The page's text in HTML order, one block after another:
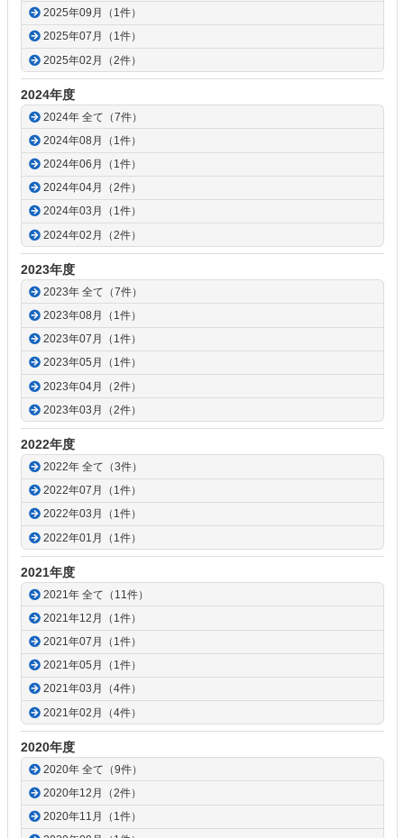
2025年09月（1件）
2025年07月（1件）
2025年02月（2件）
2024年度
2024年 全て（7件）
2024年08月（1件）
2024年06月（1件）
2024年04月（2件）
2024年03月（1件）
2024年02月（2件）
2023年度
2023年 全て（7件）
2023年08月（1件）
2023年07月（1件）
2023年05月（1件）
2023年04月（2件）
2023年03月（2件）
2022年度
2022年 全て（3件）
2022年07月（1件）
2022年03月（1件）
2022年01月（1件）
2021年度
2021年 全て（11件）
2021年12月（1件）
2021年07月（1件）
2021年05月（1件）
2021年03月（4件）
2021年02月（4件）
2020年度
2020年 全て（9件）
2020年12月（2件）
2020年11月（1件）